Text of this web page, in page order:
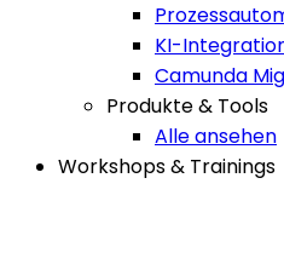
KI-
Camunda
Produkte & Tools
Alle ansehen
Workshops & Trainings